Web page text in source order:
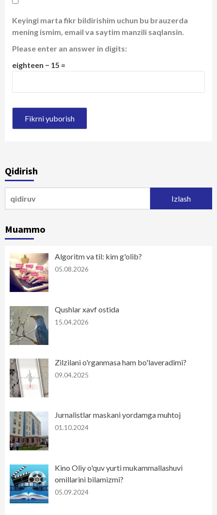
Keyingi marta fikr bildirishim uchun bu brauzerda
mening ismim, email va saytim manzili saqlansin.
Please enter an answer in digits:
eighteen − 15 =
Qidirish
Muammo
Algoritm va til: kim g'olib?
05.08.2026
Qushlar xavf ostida
15.04.2026
Zilzilani o'rganmasa ham bo'laveradimi?
09.04.2025
Jurnalistlar maskani yordamga muhtoj
01.10.2024
Kino Oliy o'quv yurti mukammallashuvi
omillarini bilamizmi?
05.09.2024